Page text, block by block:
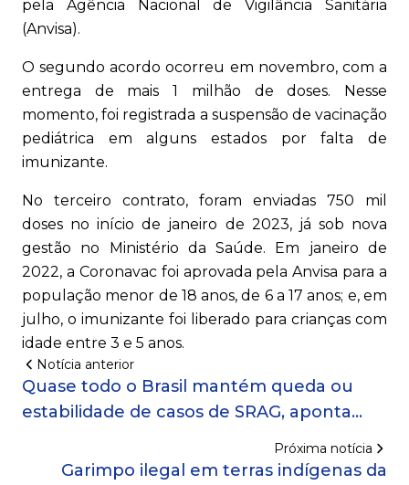
pela Agência Nacional de Vigilância Sanitária
(Anvisa).
O segundo acordo ocorreu em novembro, com a
entrega de mais 1 milhão de doses. Nesse
momento, foi registrada a suspensão de vacinação
pediátrica em alguns estados por falta de
imunizante.
No terceiro contrato, foram enviadas 750 mil
doses no início de janeiro de 2023, já sob nova
gestão no Ministério da Saúde. Em janeiro de
2022, a Coronavac foi aprovada pela Anvisa para a
população menor de 18 anos, de 6 a 17 anos; e, em
julho, o imunizante foi liberado para crianças com
idade entre 3 e 5 anos.
Notícia anterior
Quase todo o Brasil mantém queda ou
estabilidade de casos de SRAG, aponta
Próxima notícia
Garimpo ilegal em terras indígenas da